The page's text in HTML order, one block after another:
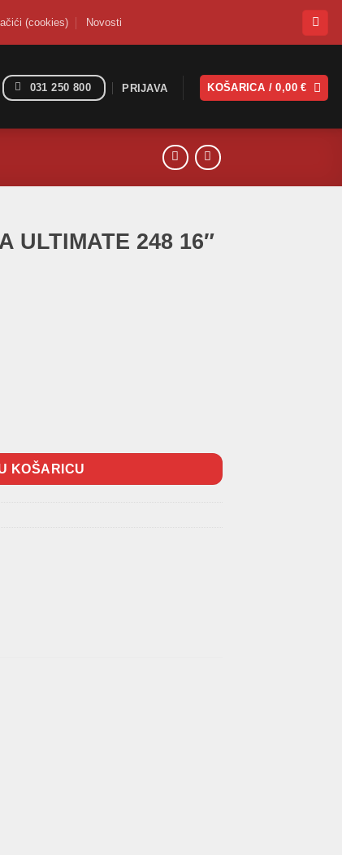
(cookies) Novosti
031 250 800 PRIJAVA KOŠARICA /0,00€
ULTIMATE 248 16″
ET40 količina
KOŠARICU